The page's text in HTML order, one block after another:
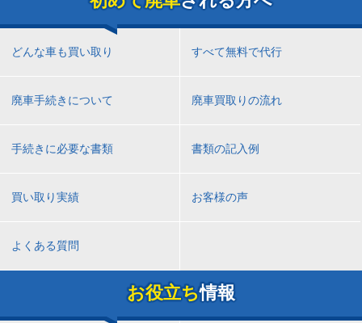
どんな車も買い取り すべて無料で代行
廃車手続きについて 廃車買取りの流れ
手続きに必要な書類 書類の記入例
買い取り実績 お客様の声
よくある質問
お役立ち情報